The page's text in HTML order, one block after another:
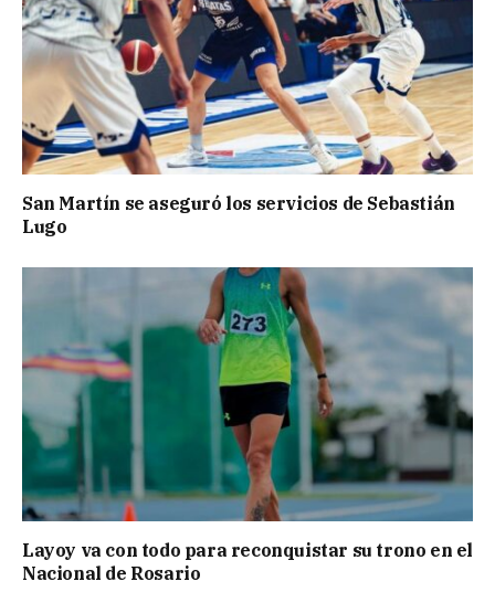
San Martín se aseguró los servicios de Sebastián
Lugo
Layoy va con todo para reconquistar su trono en el
Nacional de Rosario